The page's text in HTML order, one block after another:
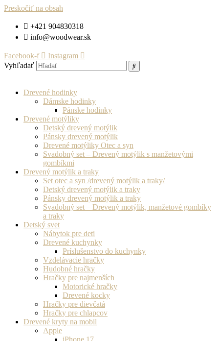
Preskočiť na obsah
+421 904830318
info@woodwear.sk
Facebook-f
Instagram
Vyhľadať
Drevené hodinky
Dámske hodinky
Pánske hodinky
Drevené motýliky
Detský drevený motýlik
Pánsky drevený motýlik
Drevené motýliky Otec a syn
Svadobný set – Drevený motýlik s manžetovými
gombíkmi
Drevený motýlik a traky
Set otec a syn /drevený motýlik a traky/
Detský drevený motýlik a traky
Pánsky drevený motýlik a traky
Svadobný set – Drevený motýlik, manžetové gombíky
a traky
Detský svet
Nábytok pre deti
Drevené kuchynky
Príslušenstvo do kuchynky
Vzdelávacie hračky
Hudobné hračky
Hračky pre najmenších
Motorické hračky
Drevené kocky
Hračky pre dievčatá
Hračky pre chlapcov
Drevené kryty na mobil
Apple
iPhone 17